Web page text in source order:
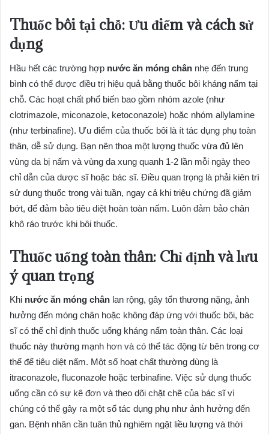
Thuốc bôi tại chỗ: Ưu điểm và cách sử
dụng
Hầu hết các trường hợp nước ăn móng chân nhẹ đến trung
bình có thể được điều trị hiệu quả bằng thuốc bôi kháng nấm tại
chỗ. Các hoạt chất phổ biến bao gồm nhóm azole (như
clotrimazole, miconazole, ketoconazole) hoặc nhóm allylamine
(như terbinafine). Ưu điểm của thuốc bôi là ít tác dụng phụ toàn
thân, dễ sử dụng. Bạn nên thoa một lượng thuốc vừa đủ lên
vùng da bị nấm và vùng da xung quanh 1-2 lần mỗi ngày theo
chỉ dẫn của dược sĩ hoặc bác sĩ. Điều quan trọng là phải kiên trì
sử dụng thuốc trong vài tuần, ngay cả khi triệu chứng đã giảm
bớt, để đảm bảo tiêu diệt hoàn toàn nấm. Luôn đảm bảo chân
khô ráo trước khi bôi thuốc.
Thuốc uống toàn thân: Chỉ định và lưu
ý quan trọng
Khi nước ăn móng chân lan rộng, gây tổn thương nặng, ảnh
hưởng đến móng chân hoặc không đáp ứng với thuốc bôi, bác
sĩ có thể chỉ định thuốc uống kháng nấm toàn thân. Các loại
thuốc này thường mạnh hơn và có thể tác động từ bên trong cơ
thể để tiêu diệt nấm. Một số hoạt chất thường dùng là
itraconazole, fluconazole hoặc terbinafine. Việc sử dụng thuốc
uống cần có sự kê đơn và theo dõi chặt chẽ của bác sĩ vì
chúng có thể gây ra một số tác dụng phụ như ảnh hưởng đến
gan. Bệnh nhân cần tuân thủ nghiêm ngặt liều lượng và thời